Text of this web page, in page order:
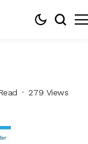
279 Views